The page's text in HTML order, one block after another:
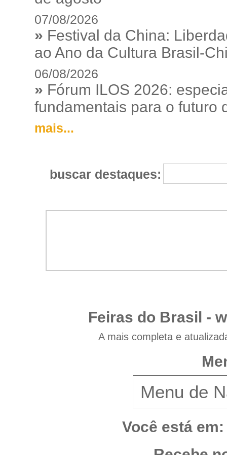
07/08/2026
» Festival da China:
ao Ano da Cultura Brasil-
06/08/2026
» Fórum ILOS 2026:
fundamentais para o futuro
mais...
buscar destaques:
Feiras do Brasil -
A mais completa e
Você está em: